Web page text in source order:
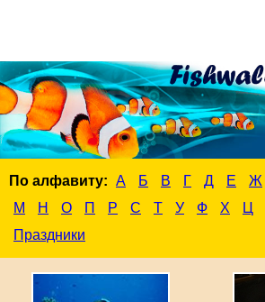
По алфавиту: А Б В Г Д Е Ж
М
Н О П Р С Т У Ф Х Ц
Праздники